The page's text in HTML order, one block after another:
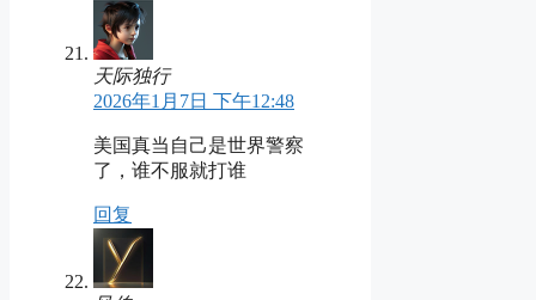
天际独行
2026年1月7日 下午12:48
美国真当自己是世界警察
了，谁不服就打谁
回复